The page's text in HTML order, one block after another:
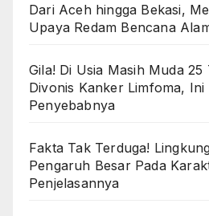
Dari Aceh hingga Bekasi,
Upaya Redam Bencana
Gila! Di Usia Masih Muda
Divonis Kanker Limfoma, Ini
Penyebabnya
Fakta Tak Terduga!
Pengaruh Besar Pada
Penjelasannya